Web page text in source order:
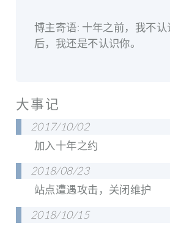
博主寄语: 十年之前，我不认
后，我还是不认识你。
大事记
2017/10/02
加入十年之约
2018/08/23
站点遭遇攻击，关闭维护
2018/10/15